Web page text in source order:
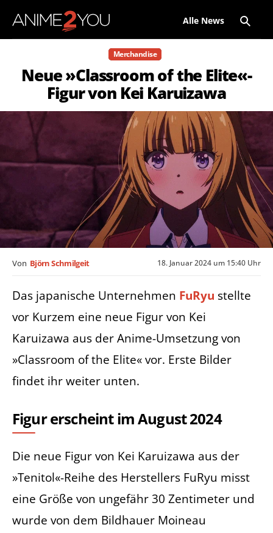
Alle News
Merchandise
Neue »Classroom of the Elite«-
Figur von Kei Karuizawa
18. Januar 2024 um 15:40 Uhr
Von Björn Schmilgeit
Das japanische Unternehmen FuRyu stellte
vor Kurzem eine neue Figur von Kei
Karuizawa aus der Anime-Umsetzung von
»Classroom of the Elite« vor. Erste Bilder
findet ihr weiter unten.
Figur erscheint im August 2024
Die neue Figur von Kei Karuizawa aus der
»Tenitol«-Reihe des Herstellers FuRyu misst
eine Größe von ungefähr 30 Zentimeter und
wurde von dem Bildhauer Moineau